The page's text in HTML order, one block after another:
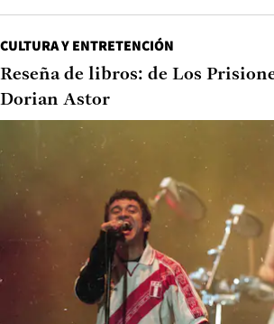
CULTURA Y ENTRETENCIÓN
Reseña de libros: de Los
Dorian Astor